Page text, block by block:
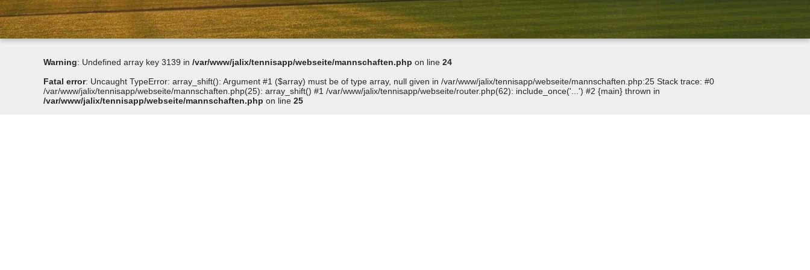
Warning: Undefined array key 3139 in /var/www/jalix/tennisapp/webseite/mannschaften.php on line 24
Fatal error: Uncaught TypeError: array_shift(): Argument #1 ($array) must be of type array, null given in /var/www/jalix/tennisapp/webseite/mannschaften.php:25 Stack trace: #0
/var/www/jalix/tennisapp/webseite/mannschaften.php(25): array_shift() #1 /var/www/jalix/tennisapp/webseite/router.php(62): include_once('...') #2 {main} thrown in
/var/www/jalix/tennisapp/webseite/mannschaften.php on line 25